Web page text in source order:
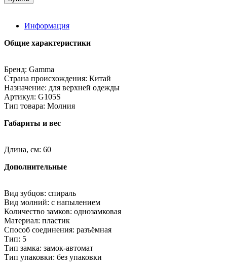
Информация
Общие характеристики
Бренд: Gamma
Страна происхождения: Китай
Назначение: для верхней одежды
Артикул: G105S
Тип товара: Молния
Габариты и вес
Длина, см: 60
Дополнительные
Вид зубцов: спираль
Вид молний: с напылением
Количество замков: однозамковая
Материал: пластик
Способ соединения: разъёмная
Тип: 5
Тип замка: замок-автомат
Тип упаковки: без упаковки